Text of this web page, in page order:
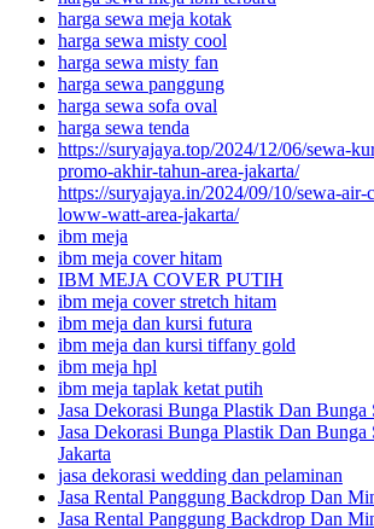
harga sewa meja kotak
harga sewa misty cool
harga sewa misty fan
harga sewa panggung
harga sewa sofa oval
harga sewa tenda
https://suryajaya.top/2024/12/06/sewa-
promo-akhir-tahun-area-jakarta/
https://suryajaya.in/2024/09/10/sewa-
loww-watt-area-jakarta/
ibm meja
ibm meja cover hitam
IBM MEJA COVER PUTIH
ibm meja cover stretch hitam
ibm meja dan kursi futura
ibm meja dan kursi tiffany gold
ibm meja hpl
ibm meja taplak ketat putih
Jasa Dekorasi Bunga Plastik Dan Bunga
Jasa Dekorasi Bunga Plastik Dan Bunga
Jakarta
jasa dekorasi wedding dan pelaminan
Jasa Rental Panggung Backdrop Dan
Jasa Rental Panggung Backdrop Dan